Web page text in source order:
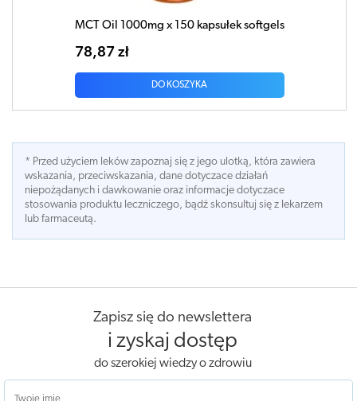
MCT Oil 1000mg x 150 kapsułek softgels
78,87 zł
DO KOSZYKA
* Przed użyciem leków zapoznaj się z jego ulotką, która zawiera
wskazania, przeciwskazania, dane dotyczace działań
niepożądanych i dawkowanie oraz informacje dotyczace
stosowania produktu leczniczego, bądź skonsultuj się z lekarzem
lub farmaceutą.
Zapisz się do newslettera
i zyskaj dostęp
do szerokiej wiedzy o zdrowiu